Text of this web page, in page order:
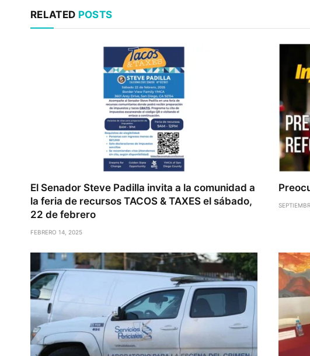
RELATED POSTS
El Senador Steve Padilla invita a la comunidad a
la feria de recursos TACOS & TAXES el sábado,
22 de febrero
FEBRERO 14, 2025